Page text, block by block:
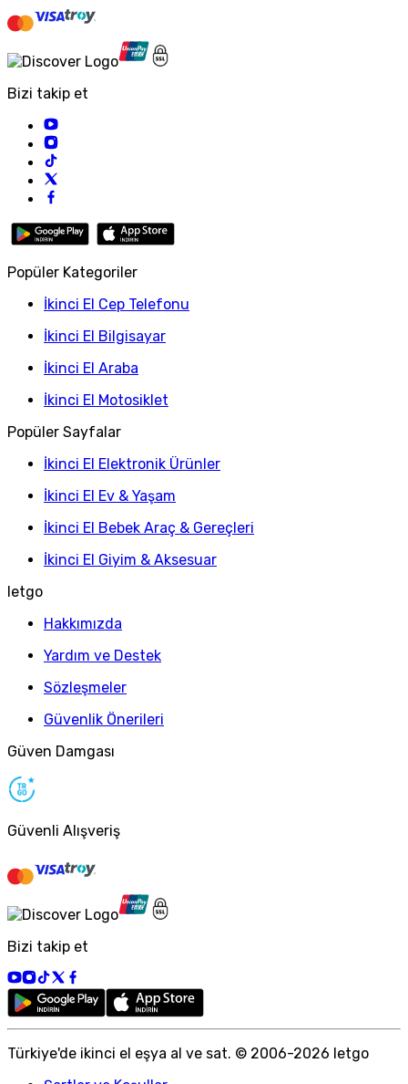
Bizi takip et
Popüler Kategoriler
İkinci El Cep Telefonu
İkinci El Bilgisayar
İkinci El Araba
İkinci El Motosiklet
Popüler Sayfalar
İkinci El Elektronik Ürünler
İkinci El Ev & Yaşam
İkinci El Bebek Araç & Gereçleri
İkinci El Giyim & Aksesuar
letgo
Hakkımızda
Yardım ve Destek
Sözleşmeler
Güvenlik Önerileri
Güven Damgası
Güvenli Alışveriş
Bizi takip et
Türkiye'de ikinci el eşya al ve sat. © 2006-2026 letgo